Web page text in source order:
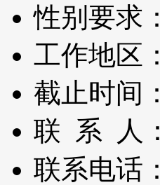
性别要求：
工作地区：
截止时间：
联 系 人：
联系电话：